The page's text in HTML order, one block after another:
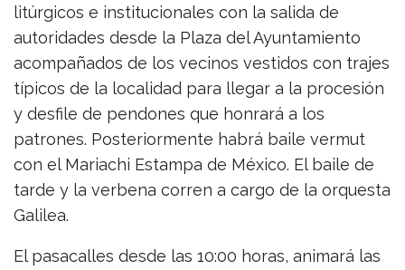
litúrgicos e institucionales con la salida de
autoridades desde la Plaza del Ayuntamiento
acompañados de los vecinos vestidos con trajes
típicos de la localidad para llegar a la procesión
y desfile de pendones que honrará a los
patrones. Posteriormente habrá baile vermut
con el Mariachi Estampa de México. El baile de
tarde y la verbena corren a cargo de la orquesta
Galilea.
El pasacalles desde las 10:00 horas, animará las